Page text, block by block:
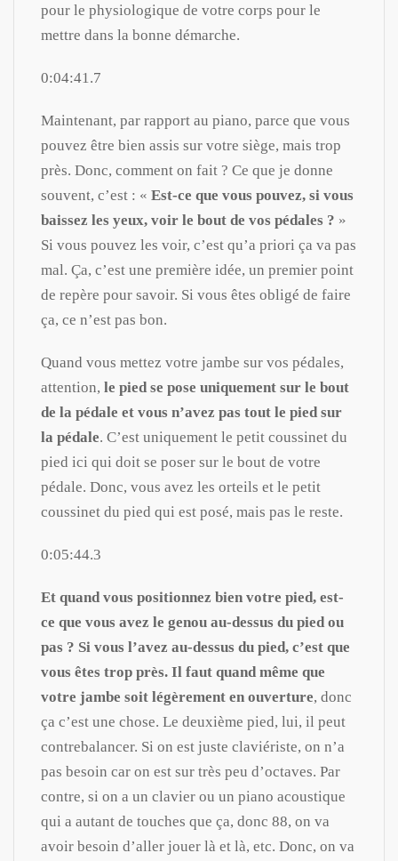
pour le physiologique de votre corps pour le
mettre dans la bonne démarche.
0:04:41.7
Maintenant, par rapport au piano, parce que vous
pouvez être bien assis sur votre siège, mais trop
près. Donc, comment on fait ? Ce que je donne
souvent, c’est : « Est-ce que vous pouvez, si vous
baissez les yeux, voir le bout de vos pédales ? »
Si vous pouvez les voir, c’est qu’a priori ça va pas
mal. Ça, c’est une première idée, un premier point
de repère pour savoir. Si vous êtes obligé de faire
ça, ce n’est pas bon.
Quand vous mettez votre jambe sur vos pédales,
attention, le pied se pose uniquement sur le bout
de la pédale et vous n’avez pas tout le pied sur
la pédale. C’est uniquement le petit coussinet du
pied ici qui doit se poser sur le bout de votre
pédale. Donc, vous avez les orteils et le petit
coussinet du pied qui est posé, mais pas le reste.
0:05:44.3
Et quand vous positionnez bien votre pied, est-
ce que vous avez le genou au-dessus du pied ou
pas ? Si vous l’avez au-dessus du pied, c’est que
vous êtes trop près. Il faut quand même que
votre jambe soit légèrement en ouverture, donc
ça c’est une chose. Le deuxième pied, lui, il peut
contrebalancer. Si on est juste claviériste, on n’a
pas besoin car on est sur très peu d’octaves. Par
contre, si on a un clavier ou un piano acoustique
qui a autant de touches que ça, donc 88, on va
avoir besoin d’aller jouer là et là, etc. Donc, on va